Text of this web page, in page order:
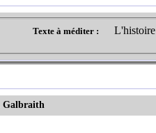
Texte à méditer :
Galbraith